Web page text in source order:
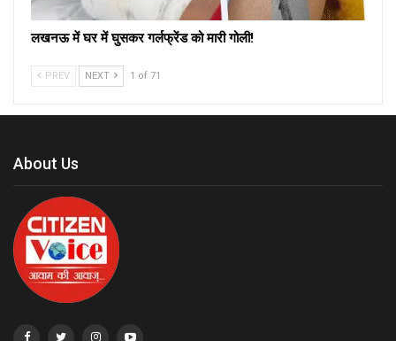
लखनऊ में घर में घुसकर गर्लफ्रेंड को मारी गोली!
PREV NEXT 1 of 71
About Us